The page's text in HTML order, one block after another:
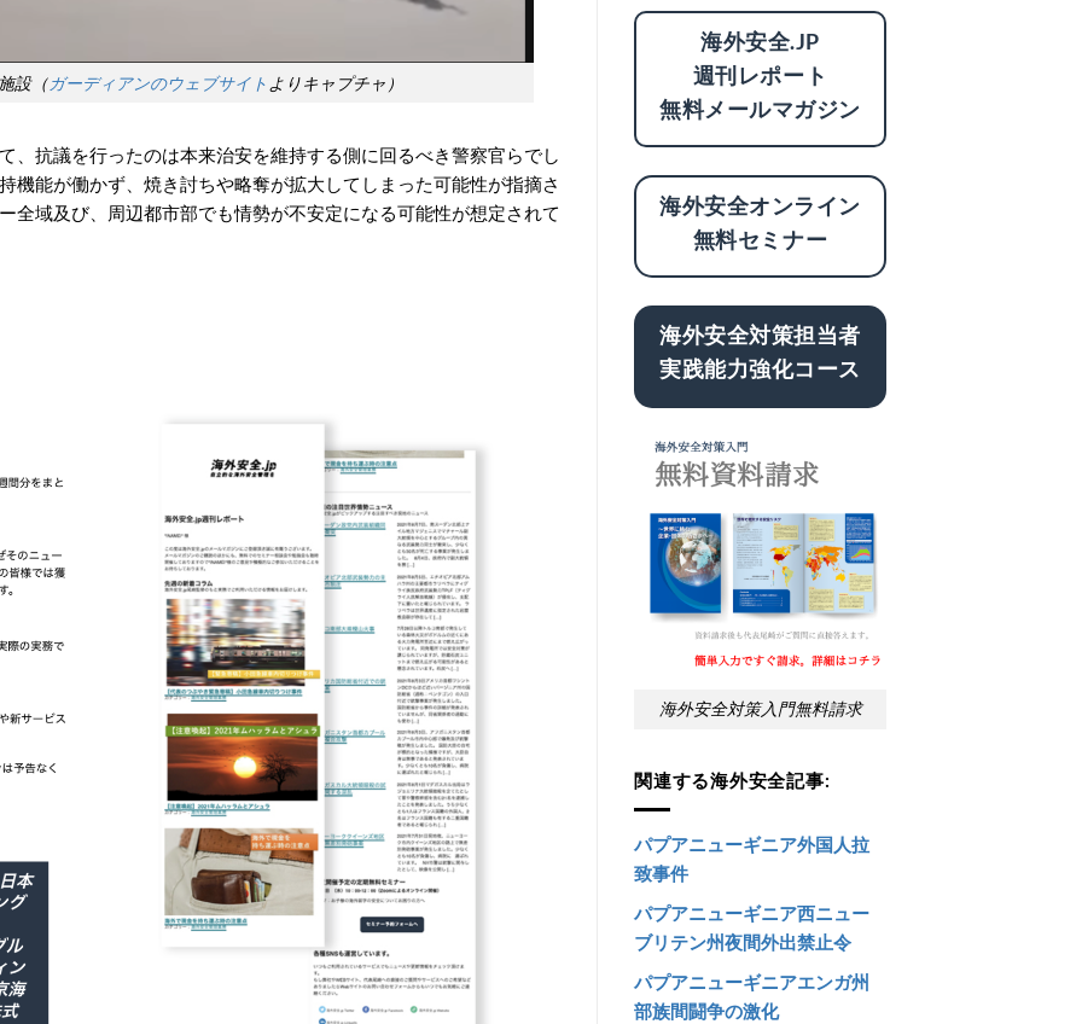
設（ガーディアンのウェブサイト よりキャプチャ）
、抗議を行ったのは本来治安を維持する側に回るべき警察官らでし
機能が働かず、焼き討ちや略奪が拡大してしまった可能性が指摘さ
全域及び、周辺都市部でも情勢が不安定になる可能性が想定されて
海外安全.JP
週刊レポート
無料メールマガジン
海外安全オンライン
無料セミナー
海外安全対策担当者
実践能力強化コース
海外安全対策入門無料請求
関連する海外安全記事:
パプアニューギニア外国人拉
致事件
パプアニューギニア西ニュー
ブリテン州夜間外出禁止令
パプアニューギニアエンガ州
部族間闘争の激化